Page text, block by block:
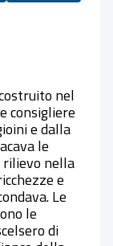
nel
consigliere
e dalla
le
rilievo nella
e
Le
le
di